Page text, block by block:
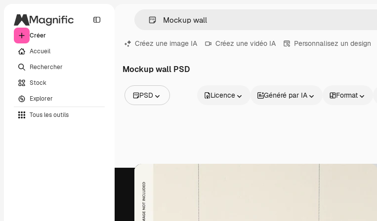
Créer
Accueil
Rechercher
Stock
Explorer
Tous les outils
Créez une image IA Créez une vidéo IA Personnalisez un design
Mockup wall PSD
PSD
Vidéos
Graphiques animés
Templates vidéos
Icônes
Modèles 3D
Polices
Licence Généré par IA Format
Produits